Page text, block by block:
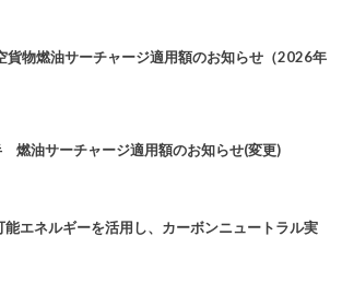
貨物燃油サーチャージ適用額のお知らせ（2026年
燃油サーチャージ適用額のお知らせ(変更)
エネルギーを活用し、カーボンニュートラル実